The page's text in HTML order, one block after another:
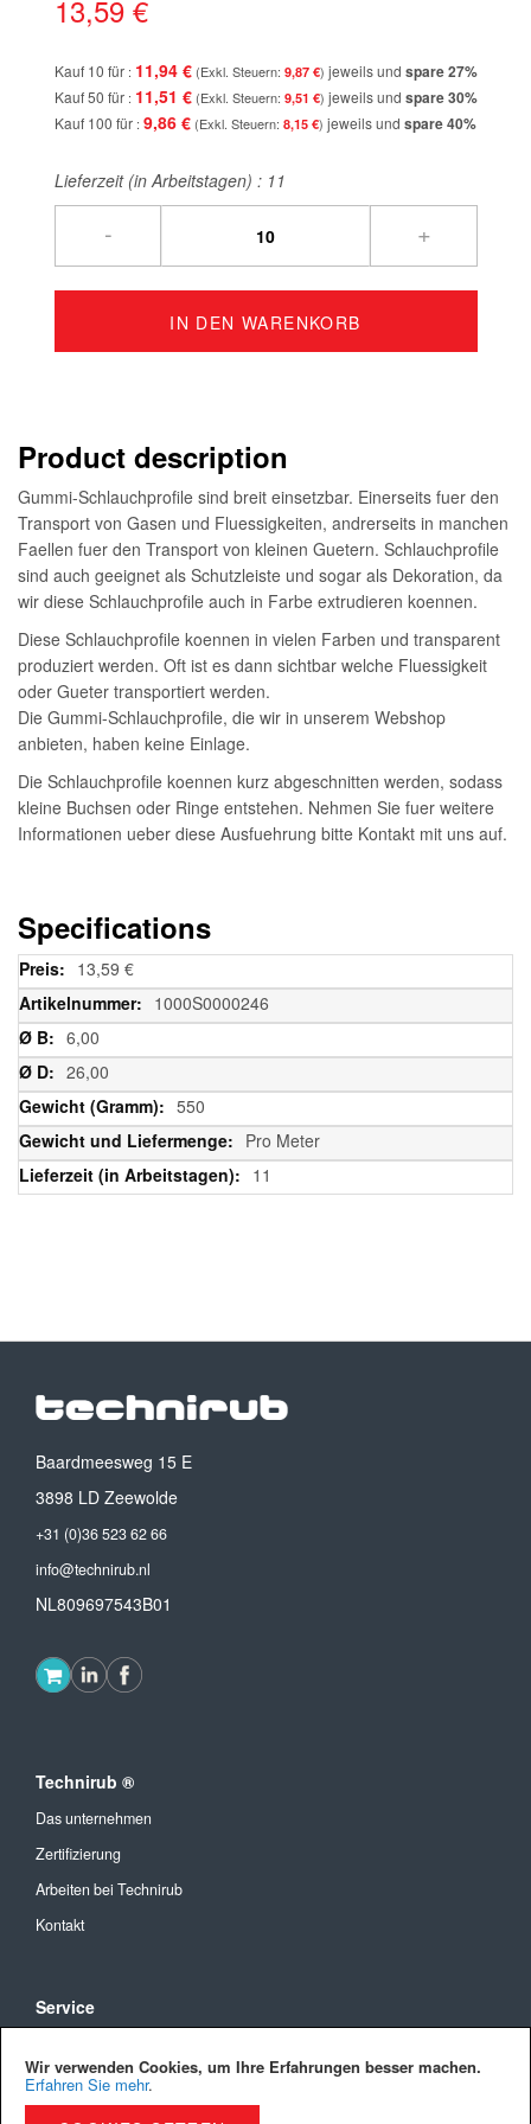
Wir verwenden Cookies, um Ihre Erfahrungen besser machen.
Erfahren Sie mehr.
13,59 €
Kauf 10 für 11,94 € 9,87 € jeweils und spare27%
Kauf 50 für 11,51 € 9,51 € jeweils und spare30%
Kauf 100 für 9,86 € 8,15 € jeweils und spare40%
Lieferzeit (in Arbeitstagen) : 11
- +
IN DEN WARENKORB
Product description
Gummi-Schlauchprofile sind breit einsetzbar. Einerseits fuer den
Transport von Gasen und Fluessigkeiten, andrerseits in manchen
Faellen fuer den Transport von kleinen Guetern. Schlauchprofile
sind auch geeignet als Schutzleiste und sogar als Dekoration, da
wir diese Schlauchprofile auch in Farbe extrudieren koennen.
Diese Schlauchprofile koennen in vielen Farben und transparent
produziert werden. Oft ist es dann sichtbar welche Fluessigkeit
oder Gueter transportiert werden.
Die Gummi-Schlauchprofile, die wir in unserem Webshop
anbieten, haben keine Einlage.
Die Schlauchprofile koennen kurz abgeschnitten werden, sodass
kleine Buchsen oder Ringe entstehen. Nehmen Sie fuer weitere
Informationen ueber diese Ausfuehrung bitte Kontakt mit uns auf.
Specifications
Weitere
Informationen
13,59 €
1000S0000246
6,00
26,00
550
Pro Meter
11
Baardmeesweg 15 E
3898 LD Zeewolde
+31 (0)36 523 62 66
info@technirub.nl
NL809697543B01
Technirub ®
Das unternehmen
Zertifizierung
Arbeiten bei Technirub
Kontakt
Service
Versandkosten und Lieferung